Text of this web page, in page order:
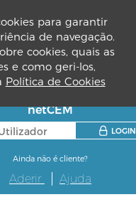
para garantir
de navegação.
cookies, quais as
e como geri-los,
Política de Cookies
netCEM
LOGIN
Ainda não é cliente?
Aderir Ajuda